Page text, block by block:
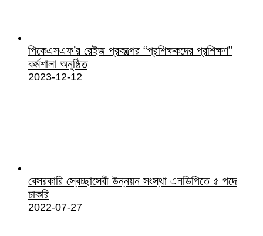
পিকেএসএফ’র রেইজ প্রকল্পের “প্রশিক্ষকদের প্রশিক্ষণ”
কর্মশালা অনুষ্ঠিত
2023-12-12
বেসরকারি স্বেচ্ছাসেবী উন্নয়ন সংস্থা এনডিপিতে ৫ পদে
চাকরি
2022-07-27